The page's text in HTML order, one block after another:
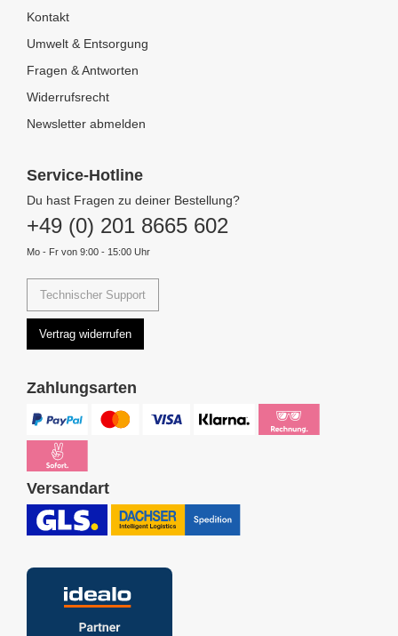
Kontakt
Umwelt & Entsorgung
Fragen & Antworten
Widerrufsrecht
Newsletter abmelden
Service-Hotline
Du hast Fragen zu deiner Bestellung?
+49 (0) 201 8665 602
Mo - Fr von 9:00 - 15:00 Uhr
Technischer Support
Vertrag widerrufen
Zahlungsarten
Versandart